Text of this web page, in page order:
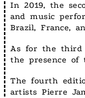
In 2019, the
and music
Brazil, France,
As for the third
the presence of
The fourth
artists Pierre